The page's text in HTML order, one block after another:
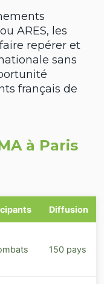
ARES, les
repérer et
sans
français de
à Paris
Diffusion
150 pays